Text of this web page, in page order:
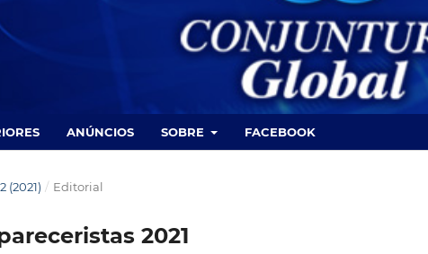
ANÚNCIOS SOBRE FACEBOOK
(2021) / Editorial
2021